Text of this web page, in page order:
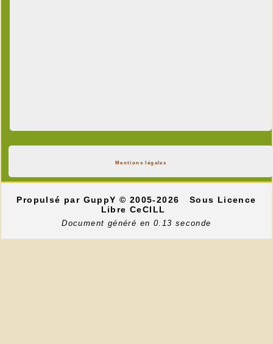
Mentions légales
Propulsé par GuppY© 2005-2026
Sous Licence
Libre CeCILL
Document généré en 0.13 seconde